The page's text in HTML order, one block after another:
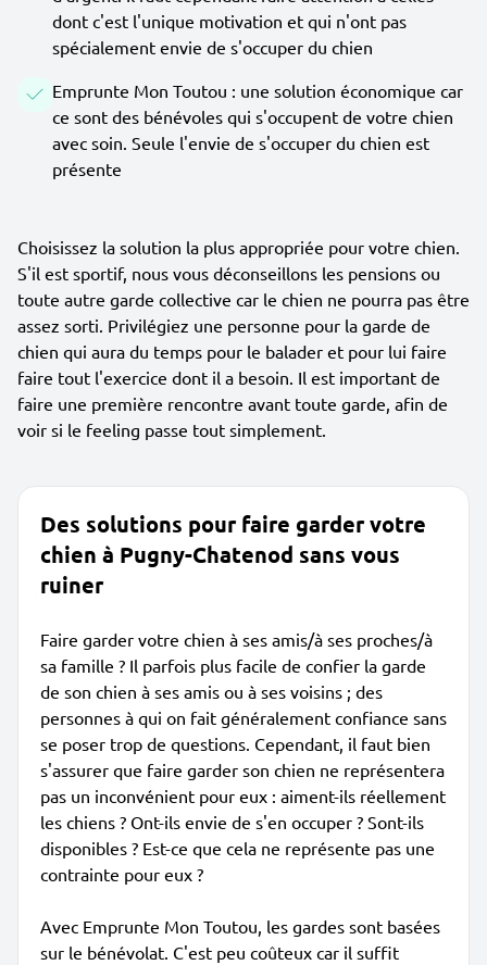
dont c'est l'unique motivation et qui n'ont pas
spécialement envie de s'occuper du chien
Emprunte Mon Toutou : une solution économique car
ce sont des bénévoles qui s'occupent de votre chien
avec soin. Seule l'envie de s'occuper du chien est
présente
Choisissez la solution la plus appropriée pour votre chien.
S'il est sportif, nous vous déconseillons les pensions ou
toute autre garde collective car le chien ne pourra pas être
assez sorti. Privilégiez une personne pour la garde de
chien qui aura du temps pour le balader et pour lui faire
faire tout l'exercice dont il a besoin. Il est important de
faire une première rencontre avant toute garde, afin de
voir si le feeling passe tout simplement.
Des solutions pour faire garder votre
chien à Pugny-Chatenod sans vous
ruiner
Faire garder votre chien à ses amis/à ses proches/à
sa famille ? Il parfois plus facile de confier la garde
de son chien à ses amis ou à ses voisins ; des
personnes à qui on fait généralement confiance sans
se poser trop de questions. Cependant, il faut bien
s'assurer que faire garder son chien ne représentera
pas un inconvénient pour eux : aiment-ils réellement
les chiens ? Ont-ils envie de s'en occuper ? Sont-ils
disponibles ? Est-ce que cela ne représente pas une
contrainte pour eux ?
Avec Emprunte Mon Toutou, les gardes sont basées
sur le bénévolat. C'est peu coûteux car il suffit